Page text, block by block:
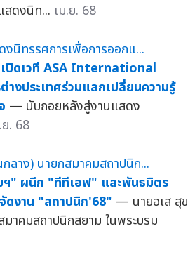
สดงนิท... เม.ย. 68
ปิดเวที ASA International
งประเทศร่วมแลกเปลี่ยนความรู้
— นับถอยหลังสู่งานแสดง
ย. 68
ฯ" ผนึก "ทีทีเอฟ" และพันธมิตร
ดงาน "สถาปนิก'68" — นายอเส สุข
าคมสถาปนิกสยาม ในพระบรม